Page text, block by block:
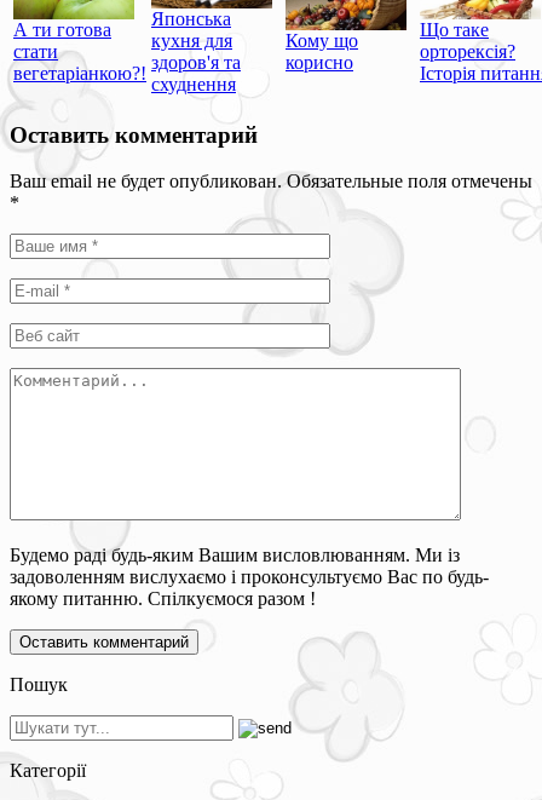
А ти готова
стати
вегетаріанкою?!
Японська
кухня для
здоров'я та
схуднення
Кому що
корисно
Що таке
орторексія?
Історія
Оставить комментарий
Ваш email не будет опубликован. Обязательные поля отмечены
*
Будемо раді будь-яким Вашим висловлюванням. Ми із
задоволенням вислухаємо і проконсультуємо Вас по будь-
якому питанню. Спілкуємося разом !
Пошук
Категорії